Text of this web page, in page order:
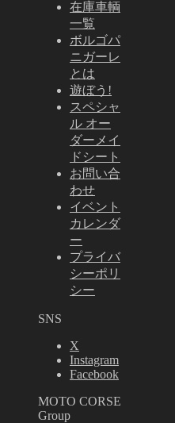
在庫車輌
一覧
ボルゴパ
ニガーレ
とは
遊ぼう!
スペシャ
ル オー
ダーメイ
ドシート
お問い合
わせ
イベント
カレンダ
ー
プライバ
シーポリ
シー
SNS
X
Instagram
Facebook
MOTO CORSE
Group